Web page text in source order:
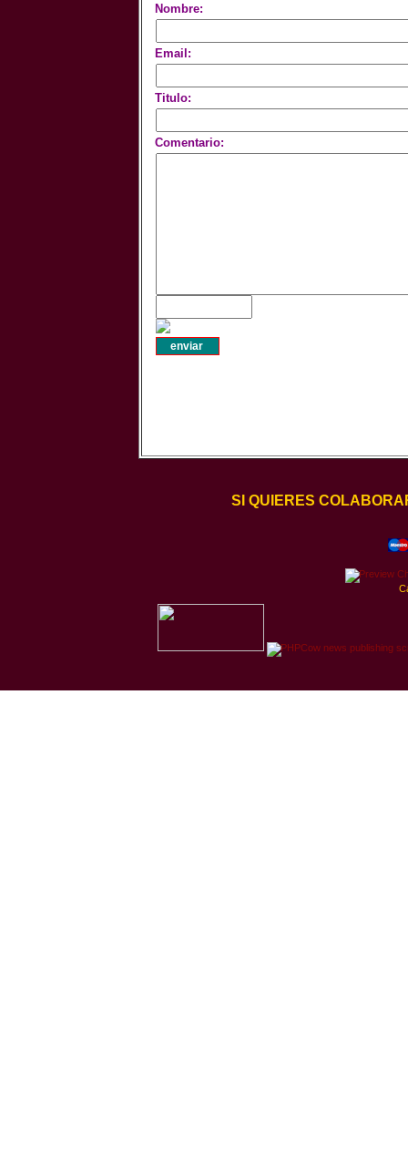
Nombre:
Email:
Titulo:
Comentario:
SI QUIERES